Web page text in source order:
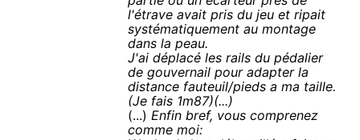
l'étrave avait pris du jeu et ripait
systématiquement au montage
dans la peau.
J'ai déplacé les rails du pédalier
de gouvernail pour adapter la
distance fauteuil/pieds a ma taille.
(Je fais 1m87)(...)
(...)Enfin bref, vous comprenez
comme moi: